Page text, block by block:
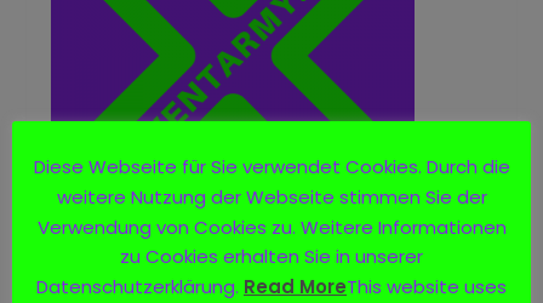
Diese Webseite für Sie verwendet Cookies. Durch die
weitere Nutzung der Webseite stimmen Sie der
Verwendung von Cookies zu. Weitere Informationen
zu Cookies erhalten Sie in unserer
Datenschutzerklärung. Read MoreThis website uses